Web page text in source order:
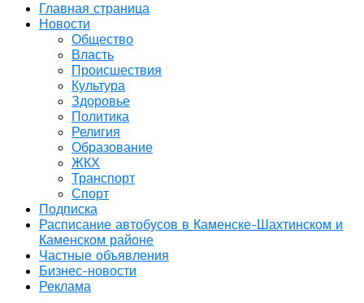
Главная страница
Новости
Общество
Власть
Происшествия
Культура
Здоровье
Политика
Религия
Образование
ЖКХ
Транспорт
Спорт
Подписка
Расписание автобусов в Каменске-Шахтинском и
Каменском районе
Частные объявления
Бизнес-новости
Реклама